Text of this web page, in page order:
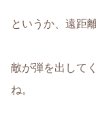
というか、遠距
敵が弾を出して
ね。